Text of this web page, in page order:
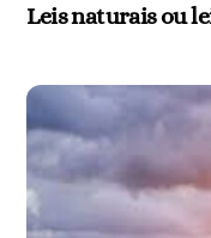
Leis naturais ou